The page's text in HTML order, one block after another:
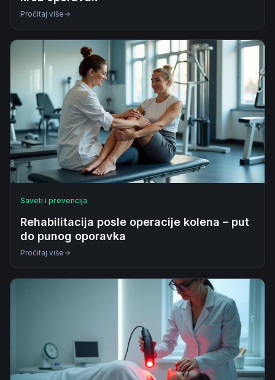
Pročitaj više
Saveti i prevencija
Rehabilitacija posle operacije kolena – put
do punog oporavka
Pročitaj više